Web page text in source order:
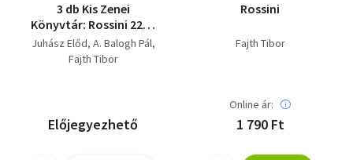
3 db Kis Zenei
Könyvtár: Rossini 22. +
Sibelius 18. + Gershwin
28.
Juhász Előd A. Balogh Pál
Fajth Tibor
Előjegyezhető
Rossini
Fajth Tibor
Online ár:
1 790 Ft